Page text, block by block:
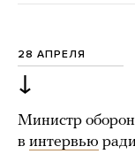
28 АПРЕЛЯ
↓
Министр
в интервью